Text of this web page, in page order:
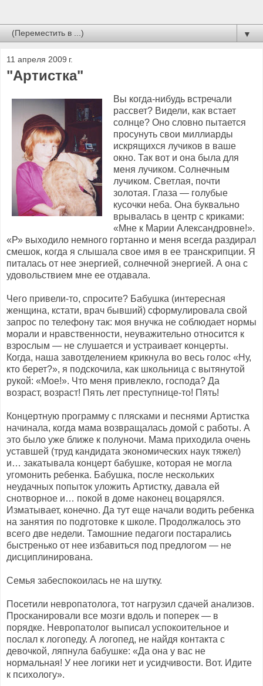
▼
11 апреля 2009 г.
"Артистка"
Вы когда-нибудь встречали
рассвет? Видели, как встает
солнце? Оно словно пытается
просунуть свои миллиарды
искрящихся лучиков в ваше
окно. Так вот и она была для
меня лучиком. Солнечным
лучиком. Светлая, почти
золотая. Глаза — голубые
кусочки неба. Она буквально
врывалась в центр с криками:
«Мне к Марии Александровне!».
«Р» выходило немного гортанно и меня всегда раздирал
смешок, когда я слышала свое имя в ее транскрипции. Я
питалась от нее энергией, солнечной энергией. А она с
удовольствием мне ее отдавала.
Чего привели-то, спросите? Бабушка (интересная
женщина, кстати, врач бывший) сформулировала свой
запрос по телефону так: моя внучка не соблюдает нормы
морали и нравственности, неуважительно относится к
взрослым — не слушается и устраивает концерты.
Когда, наша завотделением крикнула во весь голос «Ну,
кто берет?», я подскочила, как школьница с вытянутой
рукой: «Мое!». Что меня привлекло, господа? Да
возраст, возраст! Пять лет преступнице-то! Пять!
Концертную программу с плясками и песнями Артистка
начинала, когда мама возвращалась домой с работы. А
это было уже ближе к полуночи. Мама приходила очень
уставшей (труд кандидата экономических наук тяжел)
и… закатывала концерт бабушке, которая не могла
угомонить ребенка. Бабушка, после нескольких
неудачных попыток уложить Артистку, давала ей
снотворное и… покой в доме наконец воцарялся.
Изматывает, конечно. Да тут еще начали водить ребенка
на занятия по подготовке к школе. Продолжалось это
всего две недели. Тамошние педагоги постарались
быстренько от нее избавиться под предлогом — не
дисциплинирована.
Семья забеспокоилась не на шутку.
Посетили невропатолога, тот нагрузил сдачей анализов.
Просканировали все мозги вдоль и поперек — в
порядке. Невропатолог выписал успокоительное и
послал к логопеду. А логопед, не найдя контакта с
девочкой, ляпнула бабушке: «Да она у вас не
нормальная! У нее логики нет и усидчивости. Вот. Идите
к психологу».